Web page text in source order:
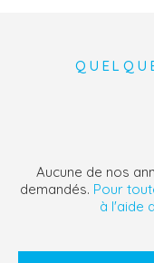
Aucune de nos
demandés. Pour
à l'aide